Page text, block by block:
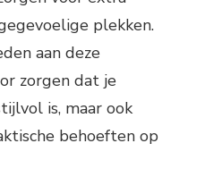
plekken.
aan deze
zorgen dat je
is, maar ook
behoeften op